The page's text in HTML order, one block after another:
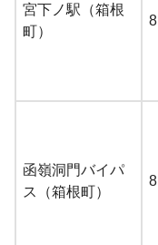
宮下ノ駅（箱根
町）
函嶺洞門バイパ
ス（箱根町）